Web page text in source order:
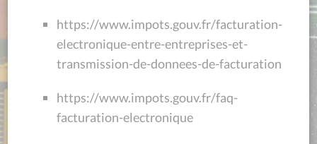
https://www.impots.gouv.fr/facturation-
electronique-entre-entreprises-et-
transmission-de-donnees-de-facturation
https://www.impots.gouv.fr/faq-
facturation-electronique